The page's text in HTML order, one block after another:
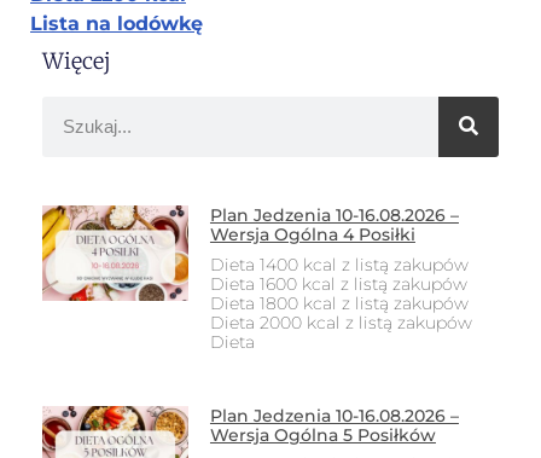
Lista na lodówkę
Więcej
Plan Jedzenia 10-16.08.2026 –
Wersja Ogólna 4 Posiłki
Dieta 1400 kcal z listą zakupów
Dieta 1600 kcal z listą zakupów
Dieta 1800 kcal z listą zakupów
Dieta 2000 kcal z listą zakupów
Dieta
Plan Jedzenia 10-16.08.2026 –
Wersja Ogólna 5 Posiłków